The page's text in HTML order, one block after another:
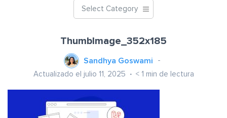
Select Category
ThumbImage_352x185
Sandhya Goswami
Actualizado el julio 11, 2025 < 1 min de lectura